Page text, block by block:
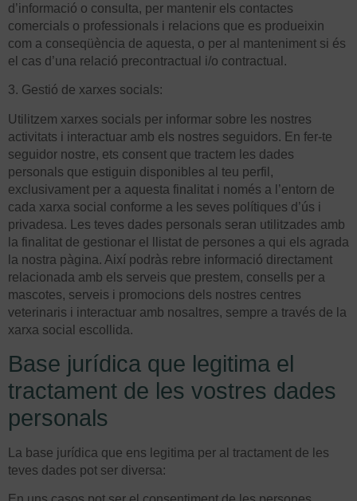
d’informació o consulta, per mantenir els contactes
comercials o professionals i relacions que es produeixin
com a conseqüència de aquesta, o per al manteniment si és
el cas d’una relació precontractual i/o contractual.
3. Gestió de xarxes socials:
Utilitzem xarxes socials per informar sobre les nostres
activitats i interactuar amb els nostres seguidors. En fer-te
seguidor nostre, ets consent que tractem les dades
personals que estiguin disponibles al teu perfil,
exclusivament per a aquesta finalitat i només a l’entorn de
cada xarxa social conforme a les seves polítiques d’ús i
privadesa. Les teves dades personals seran utilitzades amb
la finalitat de gestionar el llistat de persones a qui els agrada
la nostra pàgina. Així podràs rebre informació directament
relacionada amb els serveis que prestem, consells per a
mascotes, serveis i promocions dels nostres centres
veterinaris i interactuar amb nosaltres, sempre a través de la
xarxa social escollida.
Base jurídica que legitima el
tractament de les vostres dades
personals
La base jurídica que ens legitima per al tractament de les
teves dades pot ser diversa: